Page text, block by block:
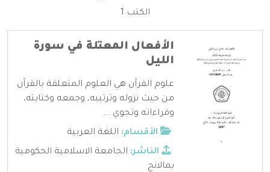
الكتب 1
الأفعال المعتلة في سورة
الليل
علوم القرآن هي العلوم المتعلقة بالقرآن
من حيث نزوله وترتيبه، وجمعه وكتابته،
وقراءاته وتجوي ...
الأقسام: اللغة العربية
الناشر: الجامعة الاسلامية الحكومية
بمالانج